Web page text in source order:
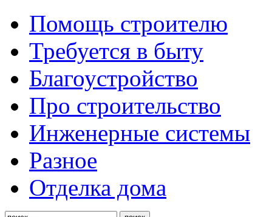
Помощь строителю
Требуется в быту
Благоустройство
Про строительство
Инженерные системы
Разное
Отделка дома